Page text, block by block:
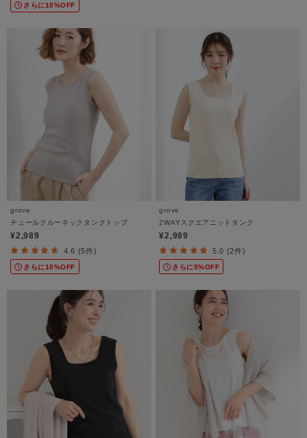
さらに10%OFF
grove
チュールクルーネックタンクトップ
¥2,989
4.6 (5件)
さらに10%OFF
grove
2WAYスクエアニットタンク
¥2,989
5.0 (2件)
さらに5%OFF